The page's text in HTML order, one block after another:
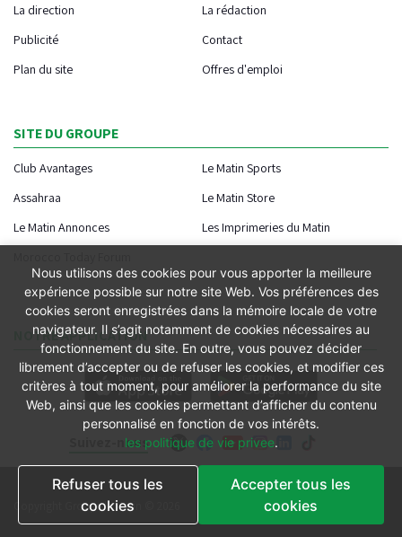
Suivez-nous
La direction
La rédaction
Publicité
Contact
Plan du site
Offres d'emploi
SITE DU GROUPE
Club Avantages
Le Matin Sports
Assahraa
Le Matin Store
Le Matin Annonces
Les Imprimeries du Matin
NOTRE APPLICATION
Copyright Groupe le Matin © 2026
Conditions générales
Conditions de vente
Nous utilisons des cookies pour vous apporter la meilleure
expérience possible sur notre site Web. Vos préférences des
cookies seront enregistrées dans la mémoire locale de votre
navigateur. Il s’agit notamment de cookies nécessaires au
fonctionnement du site. En outre, vous pouvez décider
librement d’accepter ou de refuser les cookies, et modifier ces
critères à tout moment, pour améliorer la performance du site
Web, ainsi que les cookies permettant d’afficher du contenu
personnalisé en fonction de vos intérêts.
les politique de vie privee.
Refuser tous les
cookies
Accepter tous les
cookies